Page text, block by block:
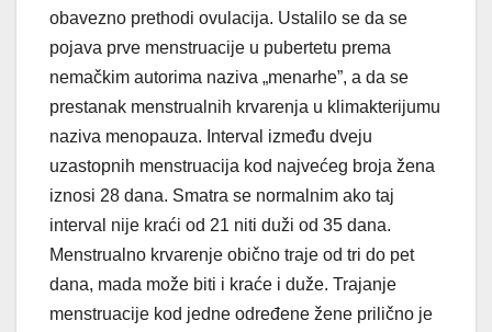
obavezno prethodi ovulacija. Ustalilo se da se
pojava prve menstruacije u pubertetu prema
nemačkim autorima naziva „menarhe”, a da se
prestanak menstrualnih krvarenja u klimakterijumu
naziva menopauza. Interval između dveju
uzastopnih menstruacija kod najvećeg broja žena
iznosi 28 dana. Smatra se normalnim ako taj
interval nije kraći od 21 niti duži od 35 dana.
Menstrualno krvarenje obično traje od tri do pet
dana, mada može biti i kraće i duže. Trajanje
menstruacije kod jedne određene žene prilično je